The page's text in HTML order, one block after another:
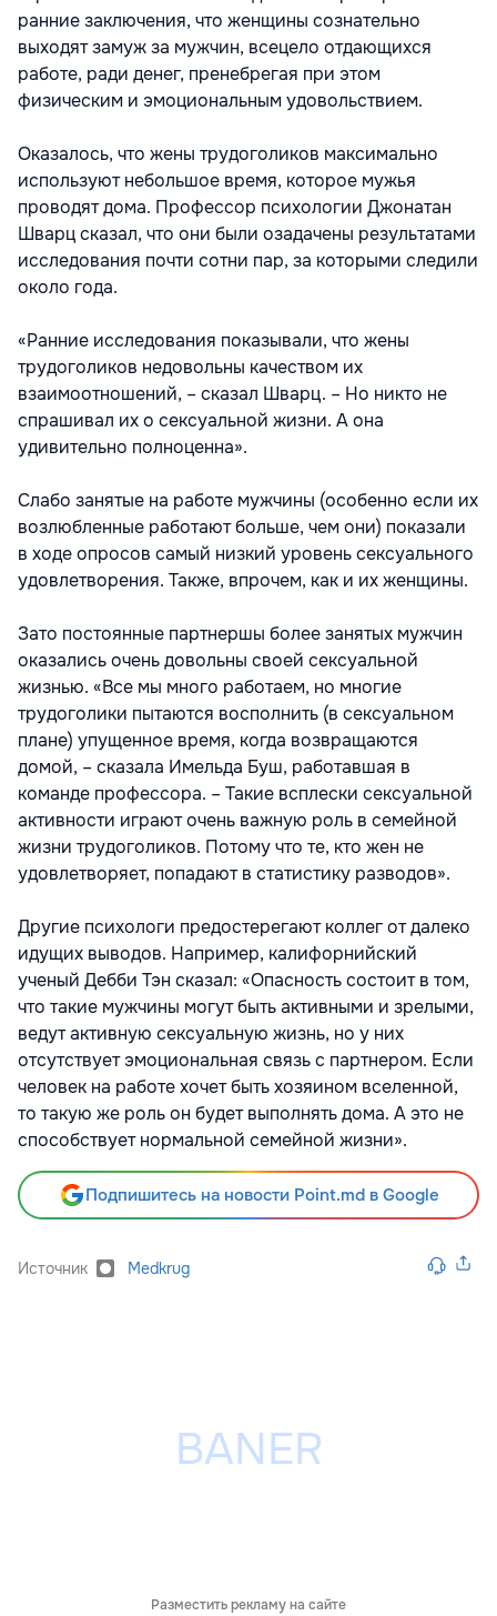
ранние заключения, что женщины сознательно
выходят замуж за мужчин, всецело отдающихся
работе, ради денег, пренебрегая при этом
физическим и эмоциональным удовольствием.
Оказалось, что жены трудоголиков максимально
используют небольшое время, которое мужья
проводят дома. Профессор психологии Джонатан
Шварц сказал, что они были озадачены результатами
исследования почти сотни пар, за которыми следили
около года.
«Ранние исследования показывали, что жены
трудоголиков недовольны качеством их
взаимоотношений, – сказал Шварц. – Но никто не
спрашивал их о сексуальной жизни. А она
удивительно полноценна».
Слабо занятые на работе мужчины (особенно если их
возлюбленные работают больше, чем они) показали
в ходе опросов самый низкий уровень сексуального
удовлетворения. Также, впрочем, как и их женщины.
Зато постоянные партнершы более занятых мужчин
оказались очень довольны своей сексуальной
жизнью. «Все мы много работаем, но многие
трудоголики пытаются восполнить (в сексуальном
плане) упущенное время, когда возвращаются
домой, – сказала Имельда Буш, работавшая в
команде профессора. – Такие всплески сексуальной
активности играют очень важную роль в семейной
жизни трудоголиков. Потому что те, кто жен не
удовлетворяет, попадают в статистику разводов».
Другие психологи предостерегают коллег от далеко
идущих выводов. Например, калифорнийский
ученый Дебби Тэн сказал: «Опасность состоит в том,
что такие мужчины могут быть активными и зрелыми,
ведут активную сексуальную жизнь, но у них
отсутствует эмоциональная связь с партнером. Если
человек на работе хочет быть хозяином вселенной,
то такую же роль он будет выполнять дома. А это не
способствует нормальной семейной жизни».
Подпишитесь на новости Point.md в Google
Источник Medkrug
Разместить рекламу на сайте